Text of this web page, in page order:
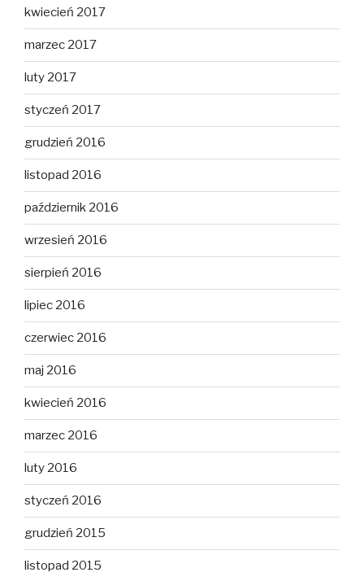
kwiecień 2017
marzec 2017
luty 2017
styczeń 2017
grudzień 2016
listopad 2016
październik 2016
wrzesień 2016
sierpień 2016
lipiec 2016
czerwiec 2016
maj 2016
kwiecień 2016
marzec 2016
luty 2016
styczeń 2016
grudzień 2015
listopad 2015